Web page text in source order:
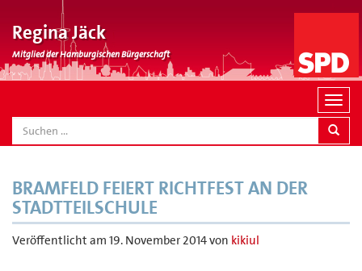
Regina Jäck
Mitglied der Hamburgischen Bürgerschaft
N
a
v
SEARCH
BRAMFELD FEIERT RICHTFEST AN DER
STADTTEILSCHULE
Veröffentlicht am 19. November 2014von kikiul